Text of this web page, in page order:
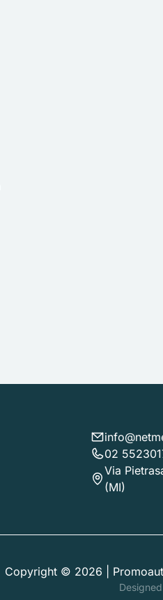
02
Via
(MI)
Copyright © 2026 |